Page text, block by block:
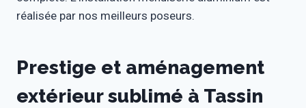
réalisée par nos meilleurs poseurs.
Prestige et aménagement
extérieur sublimé à Tassin